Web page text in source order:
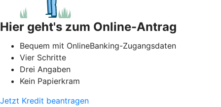
Hier geht's zum Online-Antrag
Bequem mit OnlineBanking-Zugangsdaten
Vier Schritte
Drei Angaben
Kein Papierkram
Jetzt Kredit beantragen